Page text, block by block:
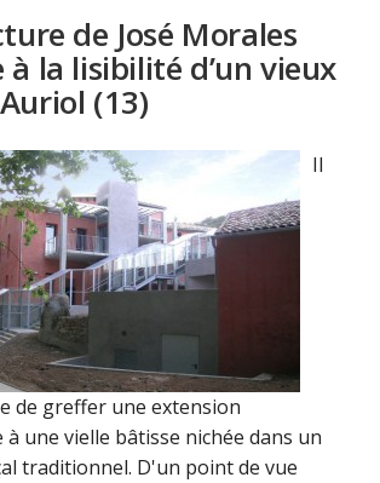
de José Morales
la lisibilité d’un vieux
(13)
Il
de greffer une extension
une vielle bâtisse nichée dans un
traditionnel. D'un point de vue